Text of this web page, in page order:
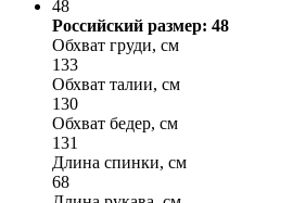
48
Российский размер: 48
Обхват груди, см
133
Обхват талии, см
130
Обхват бедер, см
131
Длина спинки, см
68